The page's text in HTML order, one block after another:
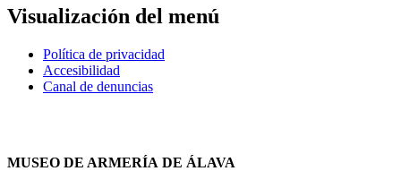
Visualización del menú
Política de privacidad
Accesibilidad
Canal de denuncias
MUSEO DE ARMERÍA DE ÁLAVA